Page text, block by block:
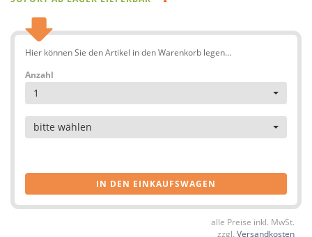
Hier können Sie den Artikel in den Warenkorb legen...
Anzahl
1
Artikel
bitte wählen
IN DEN EINKAUFSWAGEN
alle Preise inkl. MwSt.
zzgl. Versandkosten